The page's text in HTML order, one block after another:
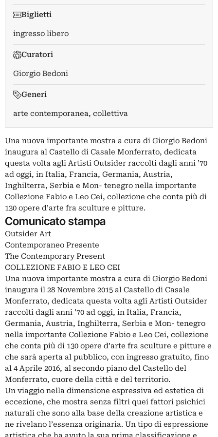
Biglietti
ingresso libero
Curatori
Giorgio Bedoni
Generi
arte contemporanea, collettiva
Una nuova importante mostra a cura di Giorgio Bedoni
inaugura al Castello di Casale Monferrato, dedicata
questa volta agli Artisti Outsider raccolti dagli anni ’70
ad oggi, in Italia, Francia, Germania, Austria,
Inghilterra, Serbia e Mon- tenegro nella importante
Collezione Fabio e Leo Cei, collezione che conta più di
130 opere d’arte fra sculture e pitture.
Comunicato stampa
Outsider Art
Contemporaneo Presente
The Contemporary Present
COLLEZIONE FABIO E LEO CEI
Una nuova importante mostra a cura di Giorgio Bedoni
inaugura il 28 Novembre 2015 al Castello di Casale
Monferrato, dedicata questa volta agli Artisti Outsider
raccolti dagli anni ’70 ad oggi, in Italia, Francia,
Germania, Austria, Inghilterra, Serbia e Mon- tenegro
nella importante Collezione Fabio e Leo Cei, collezione
che conta più di 130 opere d’arte fra sculture e pitture e
che sarà aperta al pubblico, con ingresso gratuito, fino
al 4 Aprile 2016, al secondo piano del Castello del
Monferrato, cuore della città e del territorio.
Un viaggio nella dimensione espressiva ed estetica di
eccezione, che mostra senza filtri quei fattori psichici
naturali che sono alla base della creazione artistica e
ne rivelano l’essenza originaria. Un tipo di espressione